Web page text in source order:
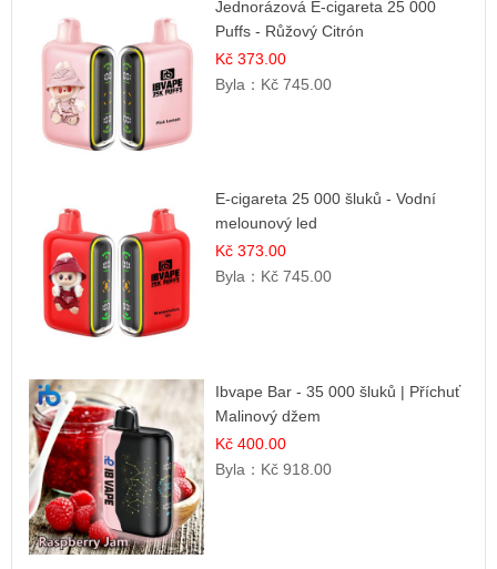
Jednorázová E-cigareta 25 000
Puffs - Růžový Citrón
Kč 373.00
Byla： Kč 745.00
E-cigareta 25 000 šluků - Vodní
melounový led
Kč 373.00
Byla： Kč 745.00
Ibvape Bar - 35 000 šluků | Příchuť
Malinový džem
Kč 400.00
Byla： Kč 918.00